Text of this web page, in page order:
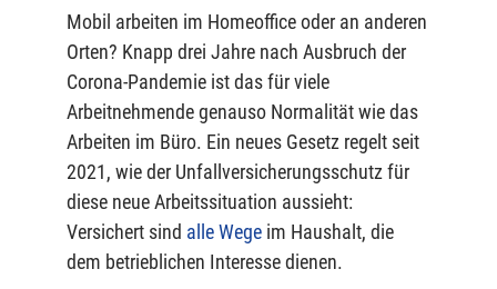
Mobil arbeiten im Homeoffice oder an anderen
Orten? Knapp drei Jahre nach Ausbruch der
Corona-Pandemie ist das für viele
Arbeitnehmende genauso Normalität wie das
Arbeiten im Büro. Ein neues Gesetz regelt seit
2021, wie der Unfallversicherungsschutz für
diese neue Arbeitssituation aussieht:
Versichert sind alle Wege im Haushalt, die
dem betrieblichen Interesse dienen.